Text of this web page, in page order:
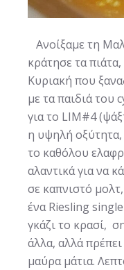
Ανοίξαμε τη
κράτησε τα
Κυριακή που
με τα παιδιά του
για το LIM#4
η υψηλή
το καθόλου
αλαντικά για να
σε καπνιστό
ένα Riesling
γκάζι το κρασί,
άλλα, αλλά
μαύρα μάτια.